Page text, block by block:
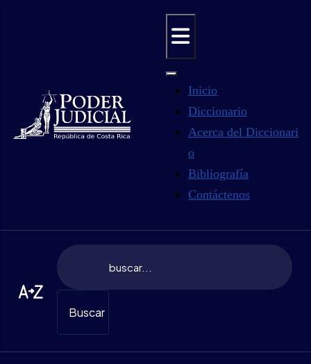
Inicio
Diccionario
Acerca del Diccionari
o
Bibliografía
Contáctenos
Buscar